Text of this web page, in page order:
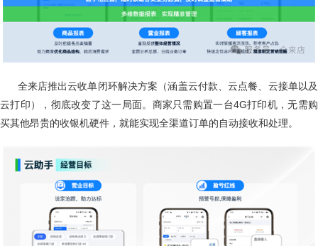
全来店推出云收单闭环解决方案（涵盖云付款、云点餐、云接单以及
云打印），彻底改变了这一局面。商家只需购置一台4G打印机，无需购
买其他昂贵的收银机硬件，就能实现全渠道订单的自动接收和处理。